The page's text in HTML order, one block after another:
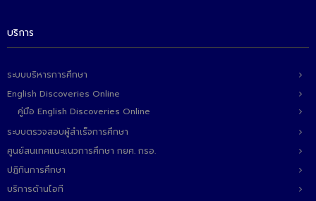
บริการ
ระบบบริหารการศึกษา
English Discoveries Online
คู่มือ English Discoveries Online
ระบบตรวจสอบผู้สำเร็จการศึกษา
ศูนย์สนเทศแนะแนวการศึกษา กยศ. กรอ.
ปฏิทินการศึกษา
บริการด้านไอที